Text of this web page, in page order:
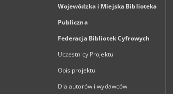
Wojewódzka i Miejska Biblioteka
Publiczna
Federacja Bibliotek Cyfrowych
Uczestnicy Projektu
Opis projektu
Dla autorów i wydawców